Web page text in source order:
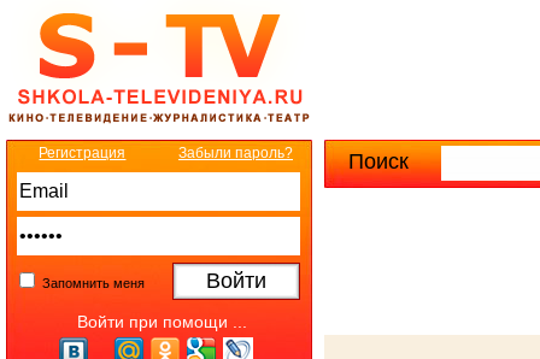
Поиск
Регистрация Забыли пароль?
Запомнить меня
Войти при помощи ...